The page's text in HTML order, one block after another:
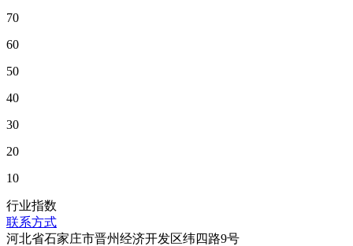
70
60
50
40
30
20
10
行业指数
联系方式
河北省石家庄市晋州经济开发区纬四路9号